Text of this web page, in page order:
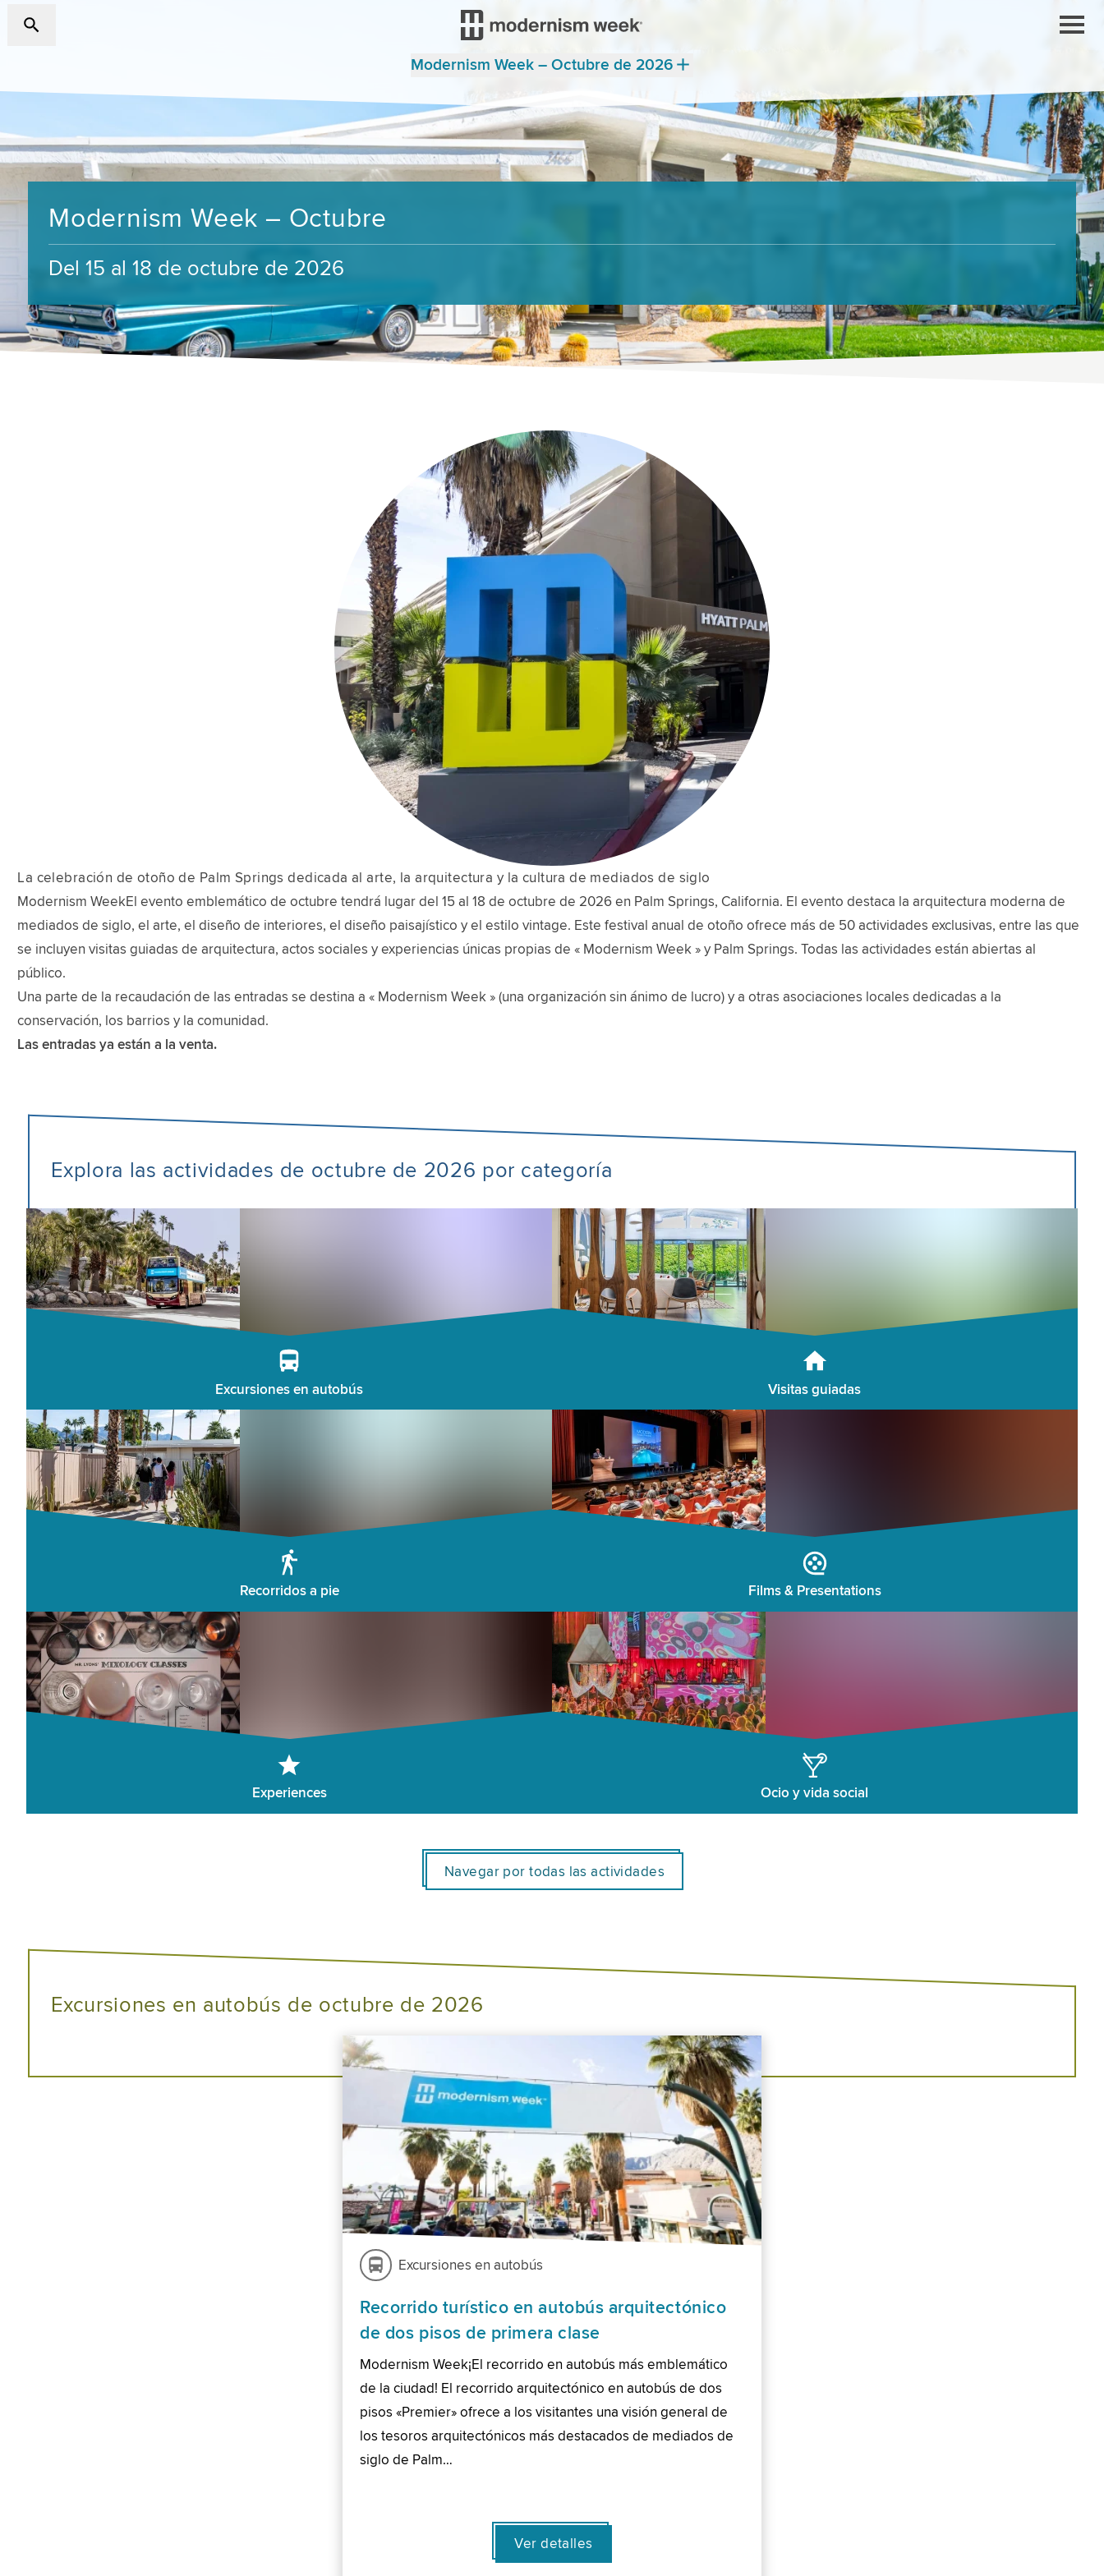
Modernism Week – Octubre de 2026
Modernism Week – Octubre
Del 15 al 18 de octubre de 2026
La celebración de otoño de Palm Springs dedicada al arte, la arquitectura y la cultura de mediados de siglo
Modernism WeekEl evento emblemático de octubre tendrá lugar del 15 al 18 de octubre de 2026 en Palm Springs, California. El evento destaca la arquitectura moderna de
mediados de siglo, el arte, el diseño de interiores, el diseño paisajístico y el estilo vintage. Este festival anual de otoño ofrece más de 50 actividades exclusivas, entre las que
se incluyen visitas guiadas de arquitectura, actos sociales y experiencias únicas propias de « Modernism Week » y Palm Springs. Todas las actividades están abiertas al
público.
Una parte de la recaudación de las entradas se destina a « Modernism Week » (una organización sin ánimo de lucro) y a otras asociaciones locales dedicadas a la
conservación, los barrios y la comunidad.
Las entradas ya están a la venta.
Explora las actividades de octubre de 2026 por categoría
Excursiones en autobús Visitas guiadas
Recorridos a pie Films & Presentations
Experiences Ocio y vida social
Navegar por todas las actividades
Excursiones en autobús de octubre de 2026
Excursiones en autobús
Recorrido turístico en autobús arquitectónico
de dos pisos de primera clase
Modernism Week¡El recorrido en autobús más emblemático
de la ciudad! El recorrido arquitectónico en autobús de dos
pisos «Premier» ofrece a los visitantes una visión general de
los tesoros arquitectónicos más destacados de mediados de
siglo de Palm…
Ver detalles